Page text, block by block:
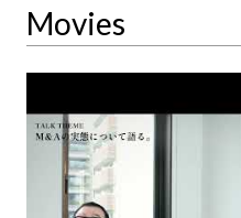
Movies